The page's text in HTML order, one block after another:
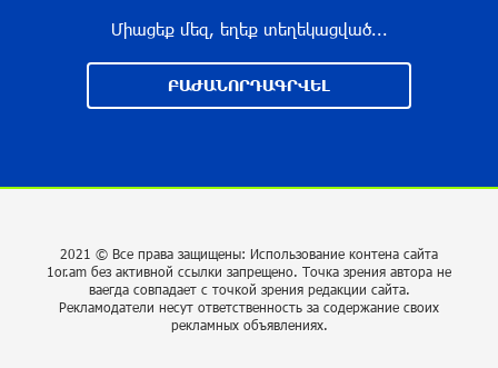
Оппозиция Грузии отказалась от мандатов и
представлять Армению
около одного месяца назад
Միացեք մեզ, եղեք տեղեկացված...
ԲԱԺԱՆՈՐԴԱԳՐՎԵԼ
2021 © Все права защищены: Использование контена сайта
1or.am без активной ссылки запрещено. Точка зрения автора не
ваегда совпадает с точкой зрения редакции сайта.
Рекламодатели несут ответственность за содержание своих
рекламных объявлениях.